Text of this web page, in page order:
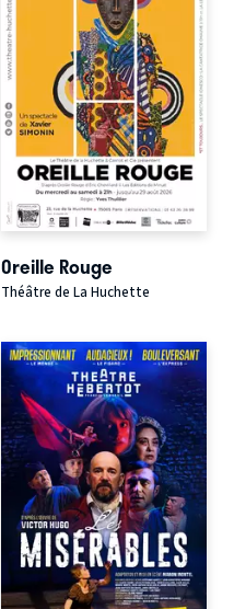
Oreille Rouge
Théâtre de La Huchette